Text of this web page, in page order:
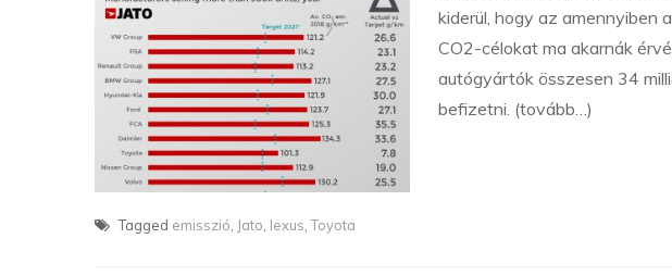
kiderül, hogy az amennyiben
CO2-célokat ma akarnák
autógyártók összesen 34
befizetni. (tovább…)
Tagged emisszió, Jato, lexus,Toyota